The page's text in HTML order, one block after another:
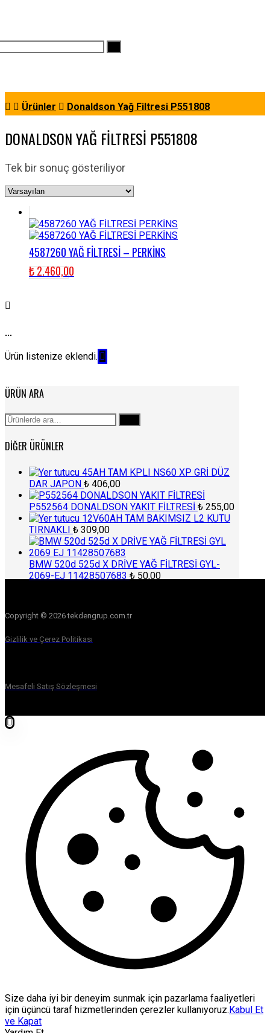
Ürünler Donaldson Yağ Filtresi P551808
DONALDSON YAĞ FILTRESI P551808
Tek bir sonuç gösteriliyor
4587260 YAĞ FİLTRESİ – PERKİNS
₺2.460,00
...
Ürün listenize eklendi.
ÜRÜN ARA
Ara:
DIĞER ÜRÜNLER
45AH TAM KPLI NS60 XP GRİ DÜZ
DAR JAPON ₺ 406,00
P552564 DONALDSON YAKIT FİLTRESİ ₺ 255,00
12V60AH TAM BAKIMSIZ L2 KUTU
TIRNAKLI ₺ 309,00
BMW 520d 525d X DRİVE YAĞ FİLTRESİ GYL-
2069-EJ 11428507683 ₺ 50,00
Copyright © 2026 tekdengrup.com.tr
Gizlilik ve Çerez Politikası
Mesafeli Satış Sözleşmesi
Size daha iyi bir deneyim sunmak için pazarlama faaliyetleri
için üçüncü taraf hizmetlerinden çerezler kullanıyoruz.Kabul Et
ve Kapat